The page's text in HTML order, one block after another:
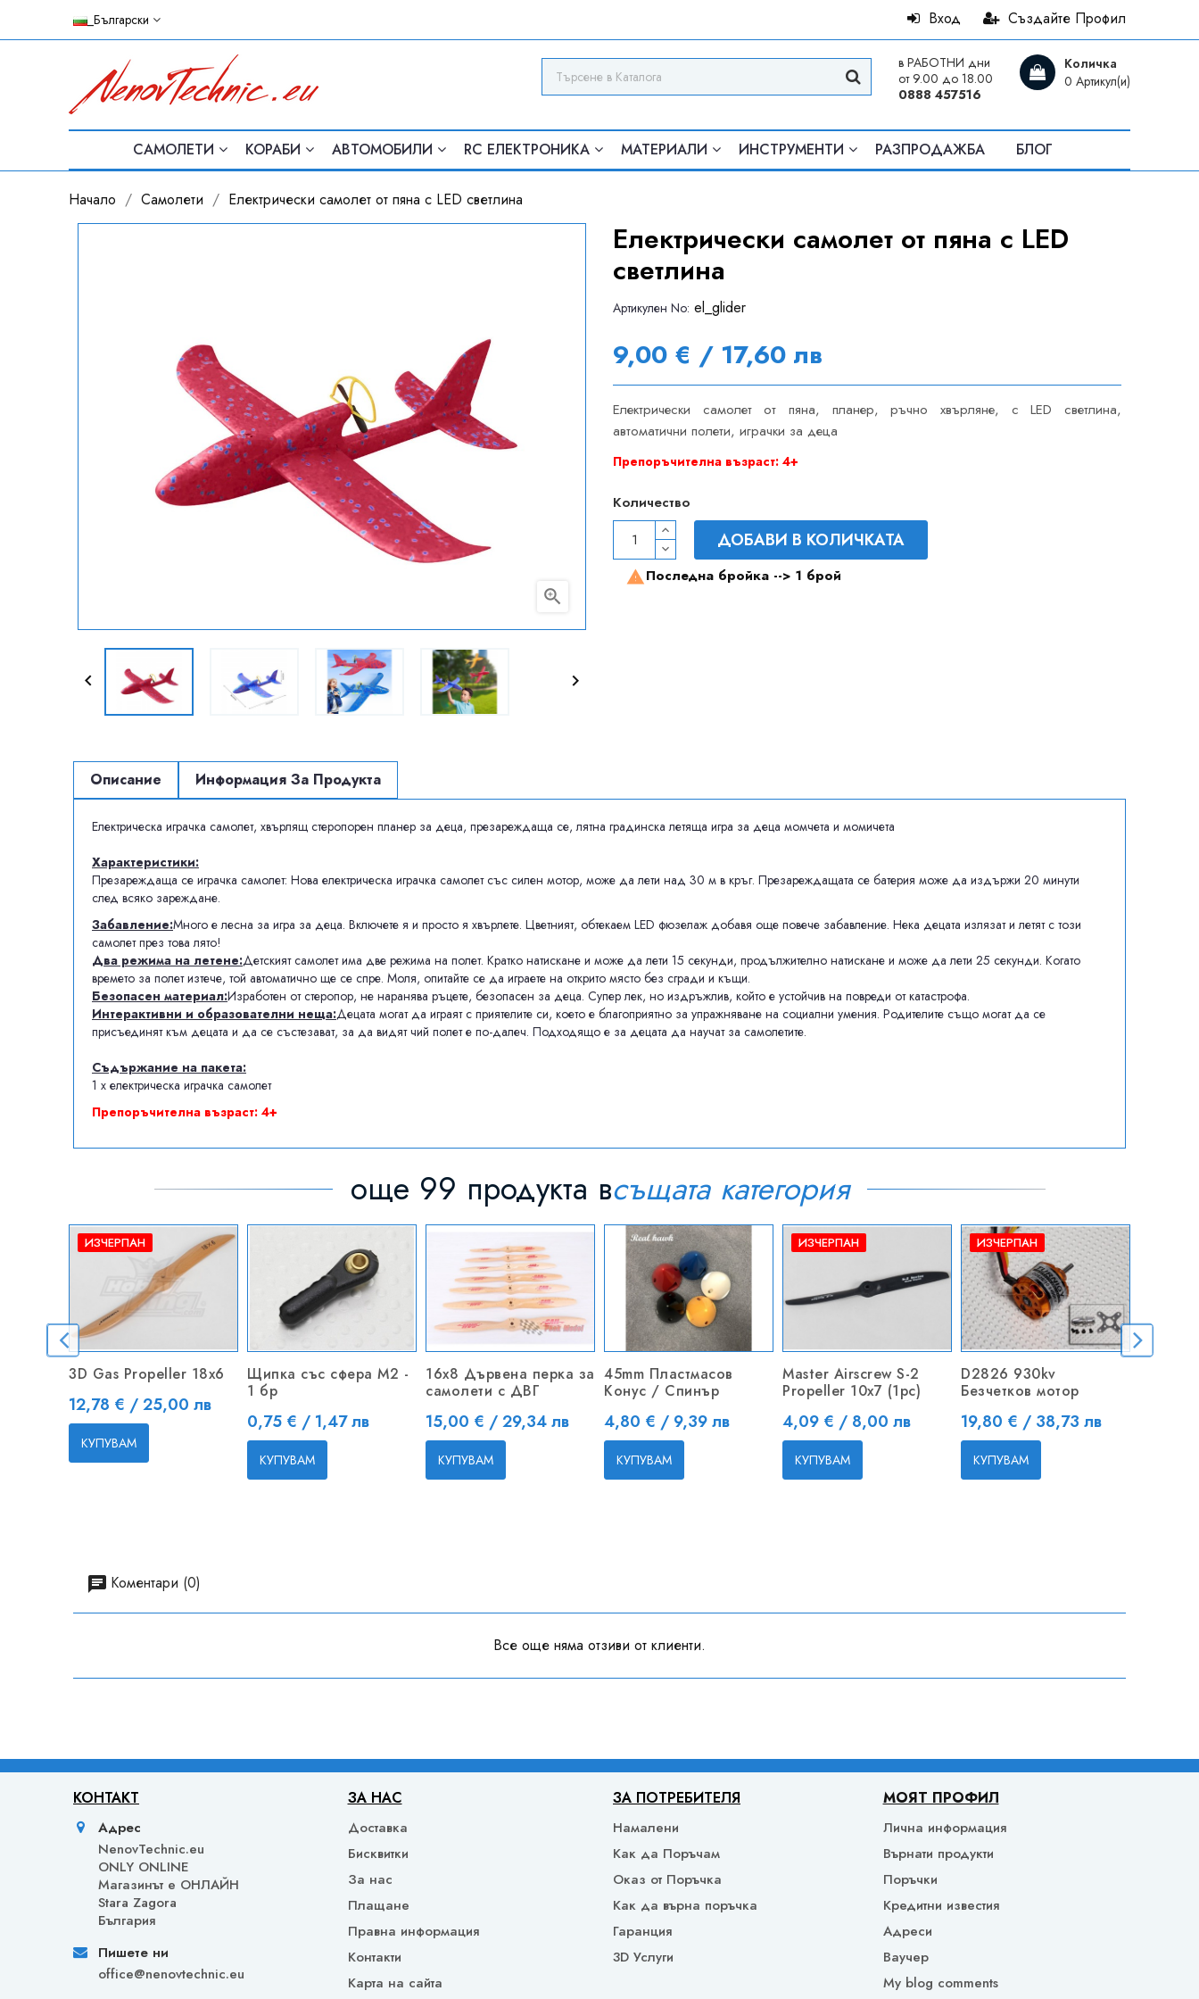
_Български Създайте Профил
Вход
Количка
0 Артикул(и)
в РАБОТНИ дни
от 9.00 до 18.00
0888 457516
САМОЛЕТИ КОРАБИ АВТОМОБИЛИ RC ЕЛЕКТРОНИКА МАТЕРИАЛИ ИНСТРУМЕНТИ РАЗПРОДАЖБА БЛОГ
Начало Самолети Електрически самолет от пяна с LED светлина

 
Електрически самолет от пяна с LED
светлина
Артикулен Nо: el_glider
9,00 € / 17,60 лв
Електрически самолет от пяна, планер, ръчно хвърляне, с LED светлина,
автоматични полети, играчки за деца
Препоръчителна възраст: 4+
Количество
ДОБАВИ В КОЛИЧКАТА
 Последна бройка --> 1 брой
Описание Информация За Продукта
Електрическа играчка самолет, хвърлящ стеропорен планер за деца, презареждаща се, лятна градинска летяща игра за деца момчета и момичета
Характеристики:
Презареждаща се играчка самолет: Нова електрическа играчка самолет със силен мотор, може да лети над 30 м в кръг. Презареждащата се батерия може да издържи 20 минути
след всяко зареждане.
Забавление:Много е лесна за игра за деца. Включете я и просто я хвърлете. Цветният, обтекаем LED фюзелаж добавя още повече забавление. Нека децата излязат и летят с този
самолет през това лято!
Два режима на летене:Детският самолет има две режима на полет. Кратко натискане и може да лети 15 секунди, продължително натискане и може да лети 25 секунди. Когато
времето за полет изтече, той автоматично ще се спре. Моля, опитайте се да играете на открито място без сгради и къщи.
Безопасен материал:Изработен от стеропор, не наранява ръцете, безопасен за деца. Супер лек, но издръжлив, който е устойчив на повреди от катастрофа.
Интерактивни и образователни неща:Децата могат да играят с приятелите си, което е благоприятно за упражняване на социални умения. Родителите също могат да се
присъединят към децата и да се състезават, за да видят чий полет е по-далеч. Подходящо е за децата да научат за самолетите.
Съдържание на пакета:
1 x електрическа играчка самолет
Препоръчителна възраст: 4+
още 99 продукта всъщата категория
ИЗЧЕРПАН
3D Gas Propeller 18x6
Цена
12,78 € / 25,00 лв
КУПУВАМ
Щипка със сфера M2 -
1 бр
Цена
0,75 € / 1,47 лв
КУПУВАМ
16x8 Дървена перка за
самолети с ДВГ
Цена
15,00 € / 29,34 лв
КУПУВАМ
45mm Пластмасов
Конус / Спинър
Цена
4,80 € / 9,39 лв
КУПУВАМ
ИЗЧЕРПАН
Master Airscrew S-2
Propeller 10x7 (1pc)
Цена
4,09 € / 8,00 лв
КУПУВАМ
ИЗЧЕРПАН
D2826 930kv
Безчетков мотор
Цена
19,80 € / 38,73 лв
КУПУВАМ
Коментари (0)
Все още няма отзиви от клиенти.
КОНТАКТ
Адрес
NenovTechnic.eu
ONLY ONLINE
Mагазинът е ОНЛАЙН
Stara Zagora
България
Пишете ни
office@nenovtechnic.eu
ЗА НАС
Доставка
Бисквитки
За нас
Плащане
Правна информация
Контакти
Карта на сайта
ЗА ПОТРЕБИТЕЛЯ
Намалени
Как да Поръчам
Оказ от Поръчка
Как да върна поръчка
Гаранция
3D Услуги
МОЯТ ПРОФИЛ
Лична информация
Върнати продукти
Поръчки
Кредитни известия
Адреси
Ваучер
My blog comments